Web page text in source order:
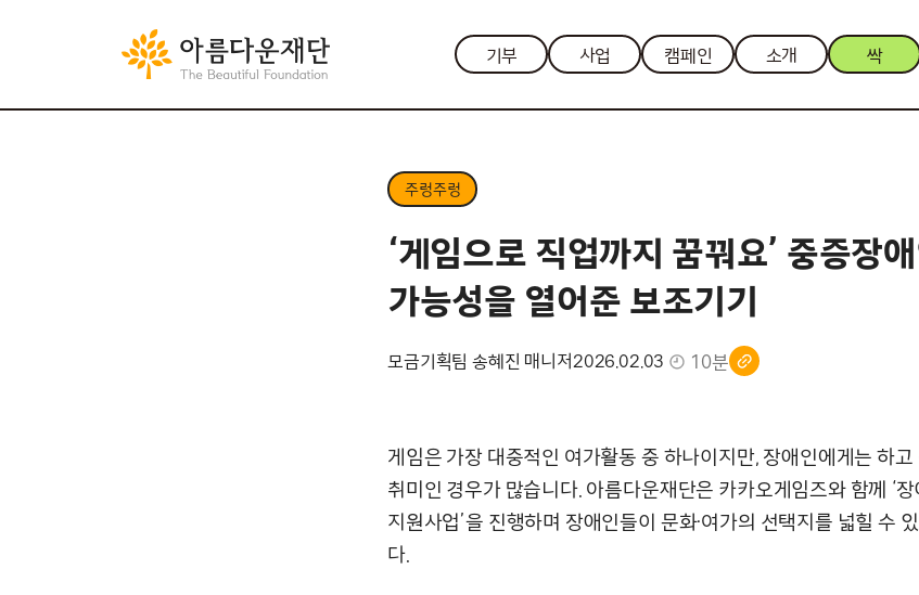
기부 사업 캠페인 소개 싹
주렁주렁
‘게임으로 직업까지 꿈꿔요’ 중증장
가능성을 열어준 보조기기
모금기획팀 송혜진 매니저2026.02.03 10분
게임은 가장 대중적인 여가활동 중 하나이지만, 장애인에게는 하
취미인 경우가 많습니다. 아름다운재단은 카카오게임즈와 함께 ‘
지원사업’을 진행하며 장애인들이 문화·여가의 선택지를 넓힐 수
다.